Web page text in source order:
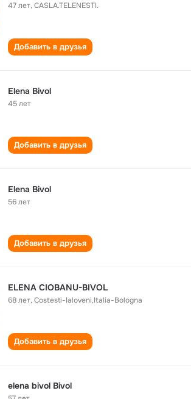
47 лет,CASLA.TELENESTI.
Добавить в друзья
Elena Bivol
45 лет
Добавить в друзья
Elena Bivol
56 лет
Добавить в друзья
ELENA CIOBANU-BIVOL
68 лет,Costesti-Ialoveni,Italia-Bologna
Добавить в друзья
elena bivol Bivol